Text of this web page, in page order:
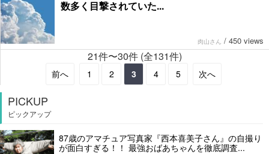
数多く目撃されていた...
肉山さん / 450 views
21件〜30件 (全131件)
前へ 1 2 3 4 5 次へ
PICKUP
ピックアップ
87歳のアマチュア写真家『西本喜美子さん』の自撮り
が面白すぎる！！ 最強おばあちゃんを徹底調査...